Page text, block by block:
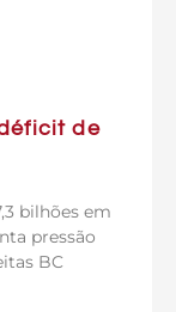
de
bilhões em
pressão
BC